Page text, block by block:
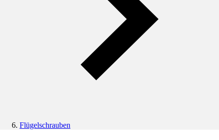
Flügelschrauben